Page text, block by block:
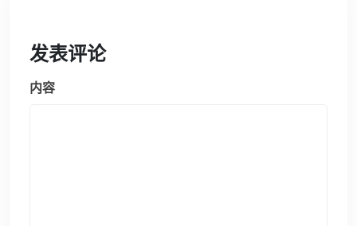
发表评论
内容